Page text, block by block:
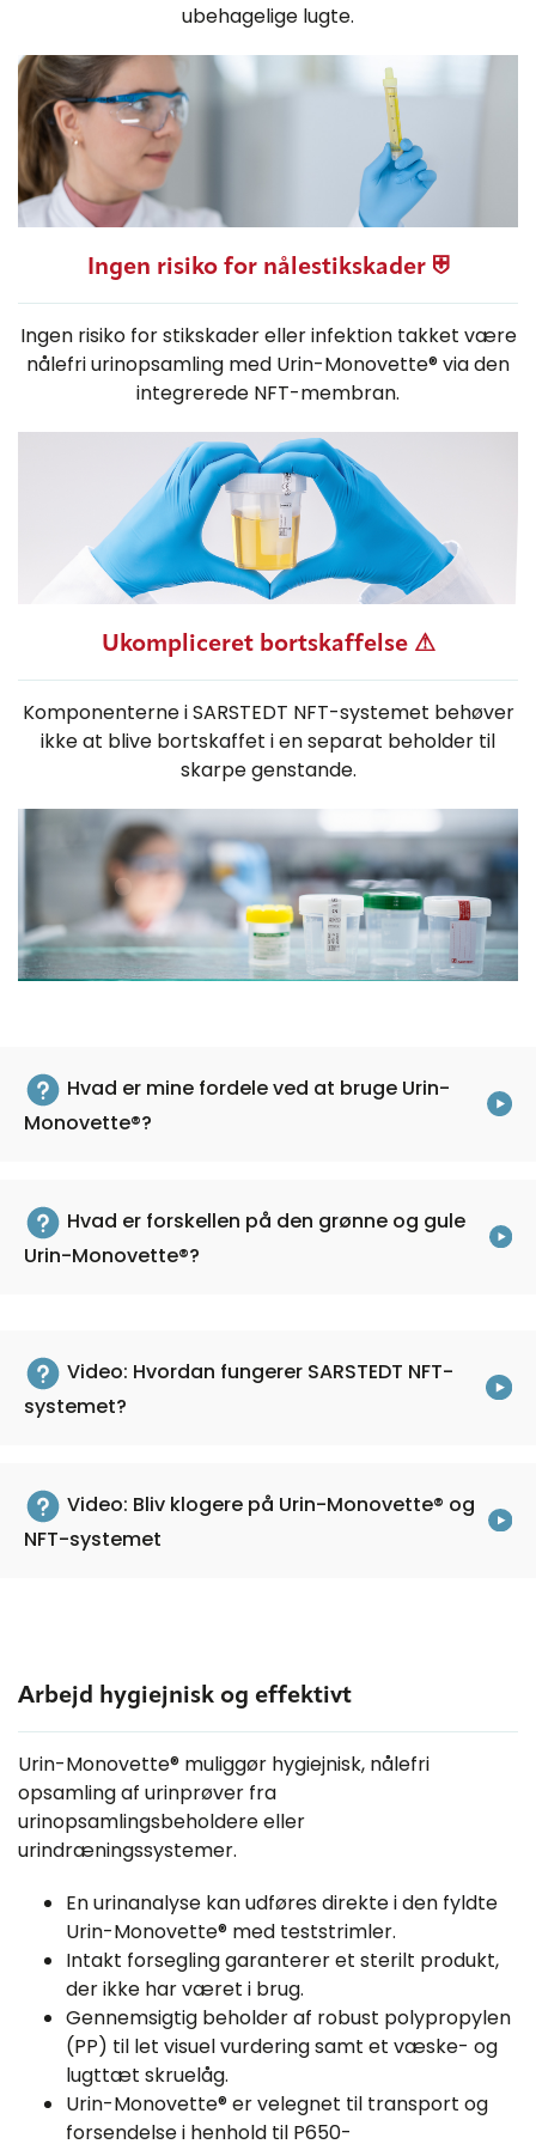
ubehagelige lugte.
Ingen risiko for nålestikskader ⛨
Ingen risiko for stikskader eller infektion takket være
nålefri urinopsamling med Urin-Monovette® via den
integrerede NFT-membran.
Ukompliceret bortskaffelse ⚠
Komponenterne i SARSTEDT NFT-systemet behøver
ikke at blive bortskaffet i enseparat beholder til
skarpe genstande.
Hvad er mine fordele ved at bruge Urin-
Monovette®?
Dine fordele ved brug af Urin-
Monovette® til urinindsamling
urinopsamlingssystem fra SARSTEDT
gør dit arbejde mere sikkert og lettere:
Maksimal hygiejne:
systemkomponenter er lugt- og
lækagesikre, hvilket forhindrer
dryp, utætheder og ubehagelige
lugte.
Hvad er forskellen på den grønne og gule
Urin-Monovette®?
Det betyder farvekoden på
Urin-Monovette®
Farvekoden på SARSTEDT Urin-
Monovette® gør det nemt hurtigt at
skelne mellem versionen med og uden
stabilisator (borsyre):
Grøn:med borsyre
Video: Hvordan fungerer SARSTEDT NFT-
systemet?
Sådan fungerer SARSTEDT NFT-
systemet i praksis
Sådan fungerer NFT-systemet
Urin-Monovetten® gennemborer nemt
den integrerede NFT-membran, og
efter opsamling lukkes og forsegles
membranen hygiejnisk - selv ved flere
opsamlinger.
Video: Bliv klogere på Urin-Monovette® og
NFT-systemet
Arbejd hygiejnisk og effektivt
Urin-Monovette® muliggør hygiejnisk, nålefri
opsamling af urinprøver fra
urinopsamlingsbeholdere eller
urindræningssystemer.
En urinanalyse kan udføres direkte i den fyldte
Urin-Monovette® med teststrimler.
Intakt forsegling garanterer et sterilt produkt,
der ikke har været i brug.
Gennemsigtig beholder af robust polypropylen
(PP) til let visuel vurdering samt et væske- og
lugttæt skruelåg.
Urin-Monovette® er velegnet til transport og
forsendelse i henhold til P650-